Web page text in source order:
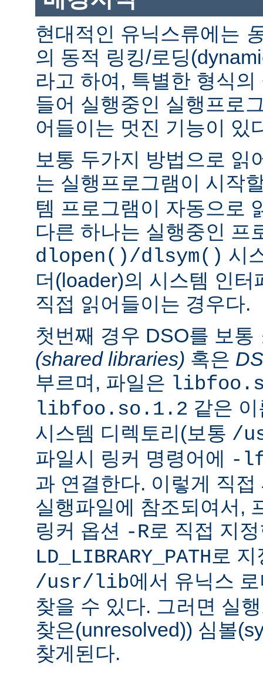
현대적인 유닉스류에는
의 동적 링킹/로딩
라고 하여, 특별한 형식
들어 실행중인 실행프로
어들이는 멋진 기능이 있
보통 두가지 방법으로 읽
는 실행프로그램이 시작
템 프로그램이 자동으로
다른 하나는 실행중인 프
dlopen()/dlsym() 시
더(loader)의 시스템 인
직접 읽어들이는 경우다.
첫번째 경우 DSO를 보통
(shared libraries) 혹은
부르며, 파일은
libfoo.so.1.2 같은
시스템 디렉토리(보통 /
파일시 링커 명령어에
-
과 연결한다. 이렇게 직
실행파일에 참조되여서,
링커 옵션 -R로 직접 지
LD_LIBRARY_PATH 로
/usr/lib에서 유닉스
찾을 수 있다. 그러면 실
찾은(unresolved)) 심볼
찾게된다.